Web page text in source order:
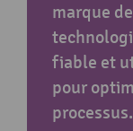
marque
fiable et
pour
processus.